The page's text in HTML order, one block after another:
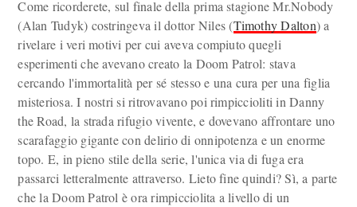
Come ricorderete, sul finale della prima stagione Mr.Nobody
(Alan Tudyk) costringeva il dottor Niles (Timothy Dalton) a
rivelare i veri motivi per cui aveva compiuto quegli
esperimenti che avevano creato la Doom Patrol: stava
cercando l'immortalità per sé stesso e una cura per una figlia
misteriosa. I nostri si ritrovavano poi rimpiccioliti in Danny
the Road, la strada rifugio vivente, e dovevano affrontare uno
scarafaggio gigante con delirio di onnipotenza e un enorme
topo. E, in pieno stile della serie, l'unica via di fuga era
passarci letteralmente attraverso. Lieto fine quindi? Sì, a parte
che la Doom Patrol è ora rimpicciolita a livello di un